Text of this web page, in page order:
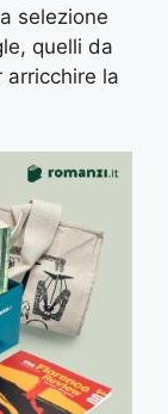
selezione
quelli da
arricchire la